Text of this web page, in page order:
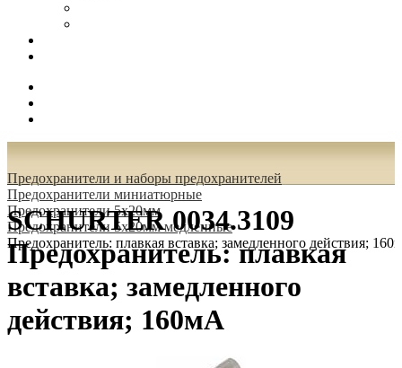
Предохранители и наборы предохранителей
Предохранители миниатюрные
Предохранители 5x20мм
Предохранители 5x20мм медленные
Предохранитель: плавкая вставка; замедленного действия;
SCHURTER 0034.3109
Предохранитель: плавкая
вставка; замедленного
действия; 160мА